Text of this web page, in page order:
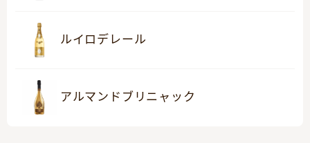
ルイロデレール
アルマンドブリニャック